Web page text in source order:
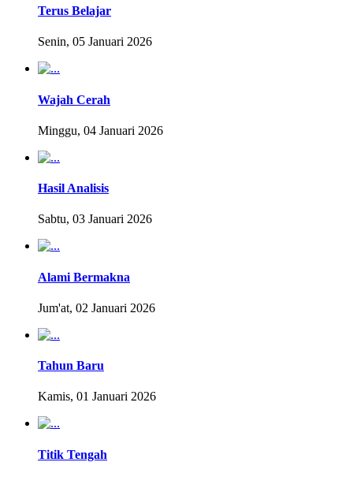
Terus Belajar
Senin, 05 Januari 2026
Wajah Cerah
Minggu, 04 Januari 2026
Hasil Analisis
Sabtu, 03 Januari 2026
Alami Bermakna
Jum'at, 02 Januari 2026
Tahun Baru
Kamis, 01 Januari 2026
Titik Tengah